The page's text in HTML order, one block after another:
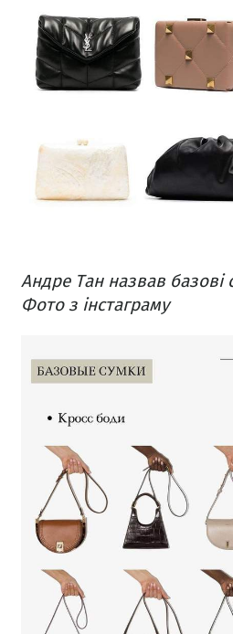
Андре Тан назвав базові
Фото з інстаграму